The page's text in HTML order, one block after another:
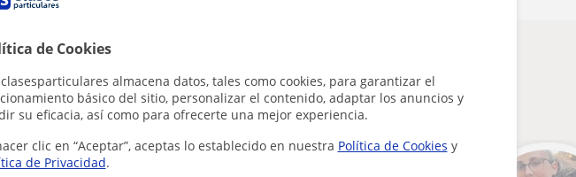
de Cookies
almacena datos, tales como cookies, para garantizar el
básico del sitio, personalizar el contenido, adaptar los anuncios y
su eficacia, así como para ofrecerte una mejor experiencia.
clic en “Aceptar”, aceptas lo establecido en nuestra Política de Cookies y
de Privacidad.
en Jaén que pueden interesarte